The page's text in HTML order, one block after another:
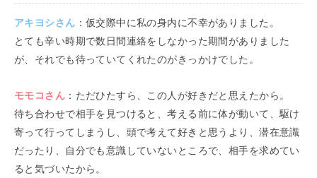
アキヨシ さん ： 仮交際中に私の身内に不幸がありました。
とても辛い時期で数日間連絡をしなかった期間がありました
が、それでも待っていてくれたのがきっかけでした。
モモコ さん ： ただひたすら、この人が好きだと思えたから。
待ち合わせで相手を見つけると、考える前に体が動いて、駆け
寄って行ってしまうし、頭で考えて好きと思うより、潜在意識
だったり、自分でも意識していないところで、相手を求めてい
ると気づいたから。